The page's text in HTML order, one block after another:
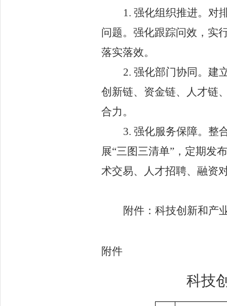
1. 强化组织推进。 对
问题。强化跟踪问效，实
落实落效。
2. 强化部门协同。 建
创新链、资金链、人才链
合力。
3. 强化服务保障。 整
展“三图三清单” ，定期发
术交易、人才招聘、融资
附件：科技创新和产
附件
科技